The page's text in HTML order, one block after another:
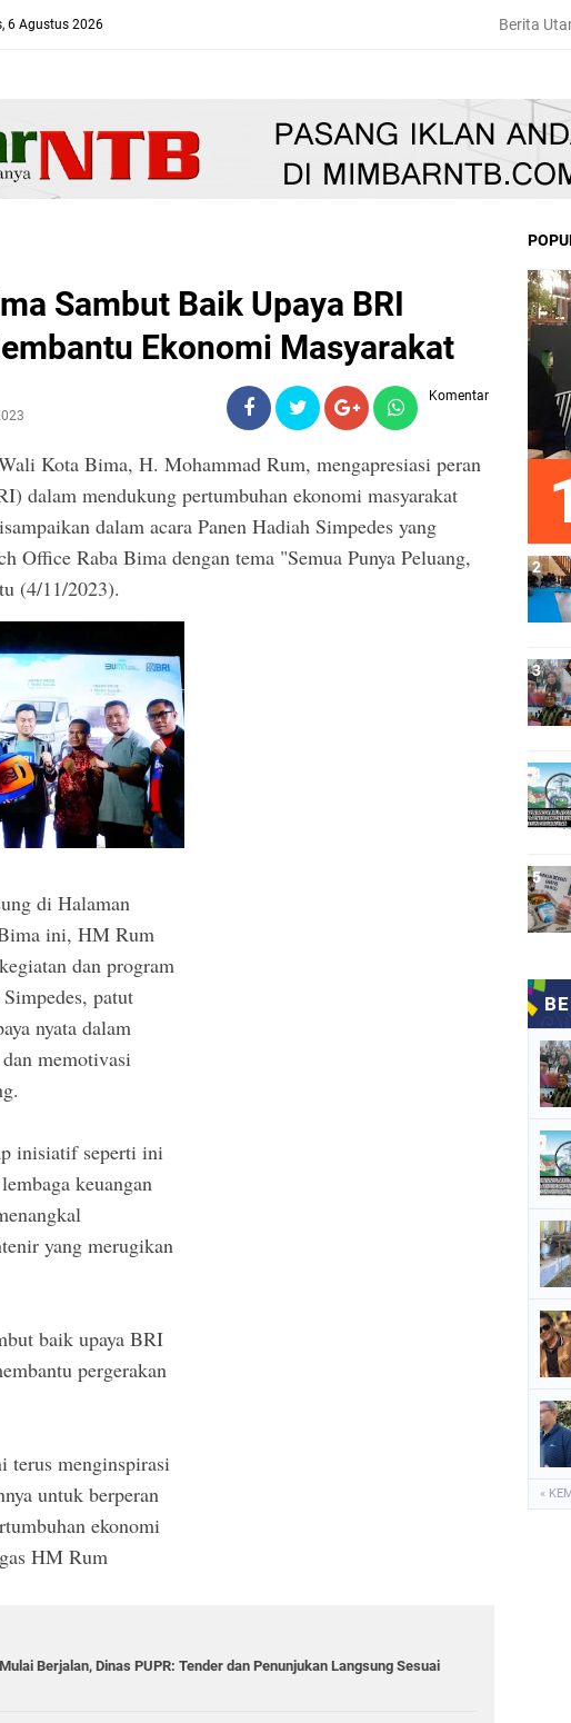
6 Agustus 2026 Berita
Sambut Baik Upaya BRI
Ekonomi Masyarakat
Komentar
Kota Bima, H. Mohammad Rum, mengapresiasi peran
dalam mendukung pertumbuhan ekonomi masyarakat
dalam acara Panen Hadiah Simpedes yang
Office Raba Bima dengan tema "Semua Punya Peluang,
(4/11/2023).
di Halaman
ini, HM Rum
dan program
patut
nyata dalam
memotivasi
inisiatif seperti ini
keuangan
yang merugikan
baik upaya BRI
pergerakan
terus menginspirasi
untuk berperan
ekonomi
HM Rum
Berjalan, Dinas PUPR: Tender dan Penunjukan Langsung Sesuai
«